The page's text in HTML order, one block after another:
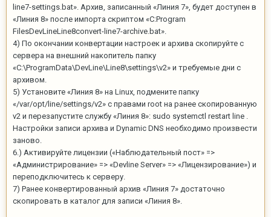
line7-settings.bat». Архив, записанный «Линия 7», будет доступен в
«Линия 8» после импорта скриптом «C:Program
FilesDevLineLine8convert-line7-archive.bat».
4) По окончании конвертации настроек и архива скопируйте с
сервера на внешний накопитель папку
«C:\ProgramData\DevLine\Line8\settings\v2» и требуемые дни с
архивом.
5) Установите «Линия 8» на Linux, подмените папку
«/var/opt/line/settings/v2» с правами root на ранее скопированную
v2 и перезапустите службу «Линия 8»: sudo systemctl restart line .
Настройки записи архива и Dynamic DNS необходимо произвести
заново.
6.) Активируйте лицензии («Наблюдательный пост» =>
«Администрирование» => «Devline Server» => «Лицензирование») и
переподключитесь к серверу.
7) Ранее конвертированный архив «Линия 7» достаточно
скопировать в каталог для записи «Линия 8».